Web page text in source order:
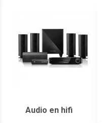
Audio en hifi